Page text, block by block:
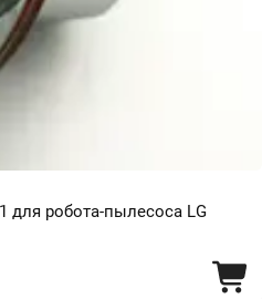
для робота-пылесоса LG